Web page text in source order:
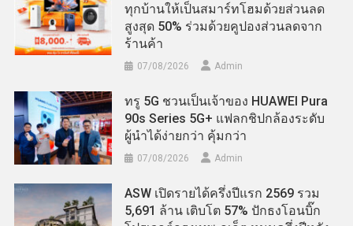
ทุกบ้านให้เป็นสมาร์ทโฮมด้วยส่วนลด
สูงสุด 50% ร่วมด้วยคูปองส่วนลดจาก
ร้านค้า
07/08/2026 Admin
ทรู 5G ชวนเป็นเจ้าของ HUAWEI Pura
90s Series 5G+ แฟลกชิปกล้องระดับ
ผู้นำได้ง่ายกว่า คุ้มกว่า
07/08/2026 Admin
ASW เปิดรายได้ครึ่งปีแรก 2569 รวม
5,691 ล้าน เติบโต 57% ปักธงโอนบิ๊ก